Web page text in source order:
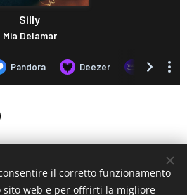
il corretto funzionamento
sito web e per offrirti la migliore